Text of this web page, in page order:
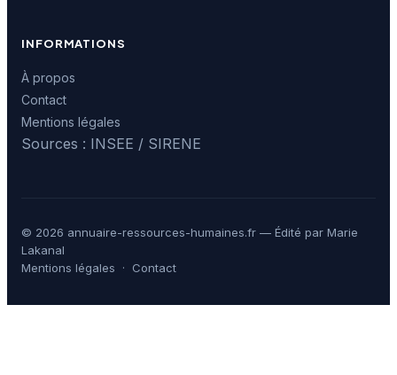
INFORMATIONS
À propos
Contact
Mentions légales
Sources : INSEE / SIRENE
© 2026 annuaire-ressources-humaines.fr — Édité par Marie
Lakanal
Mentions légales · Contact